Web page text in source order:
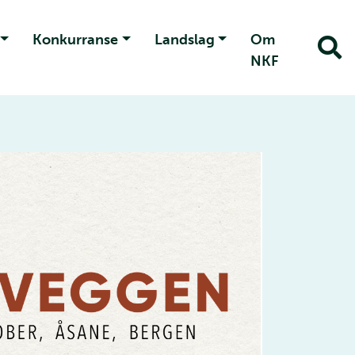
Konkurranse Landslag
Om
NKF